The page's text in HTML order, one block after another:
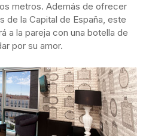
metros. Además de ofrecer
de la Capital de España, este
a la pareja con una botella de
por su amor.